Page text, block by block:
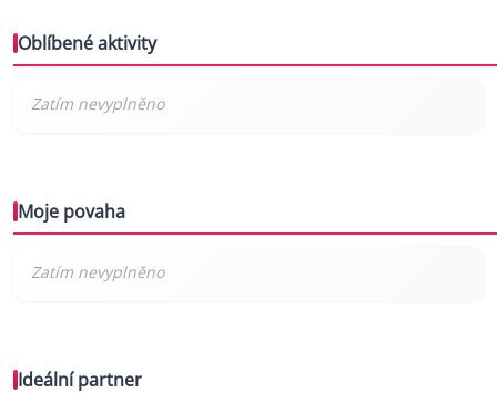
Oblíbené aktivity
Moje povaha
Ideální partner